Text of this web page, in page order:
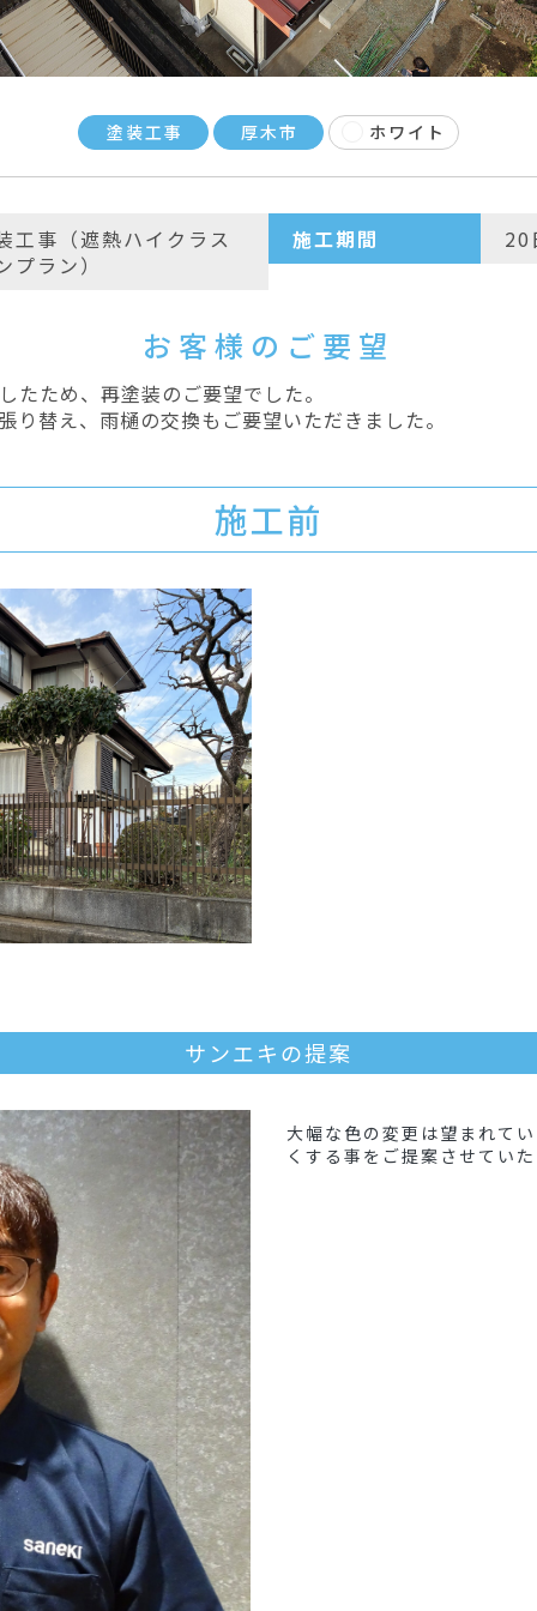
塗装工事 厚木市 ホワイト
工事（遮熱ハイクラス
プラン）
施工期間 20
お客様のご要望
たため、再塗装のご要望でした。
り替え、雨樋の交換もご要望いただきました。
施工前
サンエキの提案
大幅な色の変更は望まれて
くする事をご提案させてい